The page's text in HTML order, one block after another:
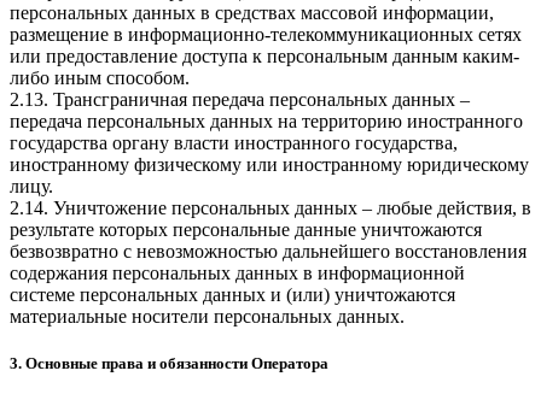
персональных данных в средствах массовой информации,
размещение в информационно-телекоммуникационных сетях
или предоставление доступа к персональным данным каким-
либо иным способом.
2.13. Трансграничная передача персональных данных –
передача персональных данных на территорию иностранного
государства органу власти иностранного государства,
иностранному физическому или иностранному юридическому
лицу.
2.14. Уничтожение персональных данных – любые действия, в
результате которых персональные данные уничтожаются
безвозвратно с невозможностью дальнейшего восстановления
содержания персональных данных в информационной
системе персональных данных и (или) уничтожаются
материальные носители персональных данных.
3. Основные права и обязанности Оператора